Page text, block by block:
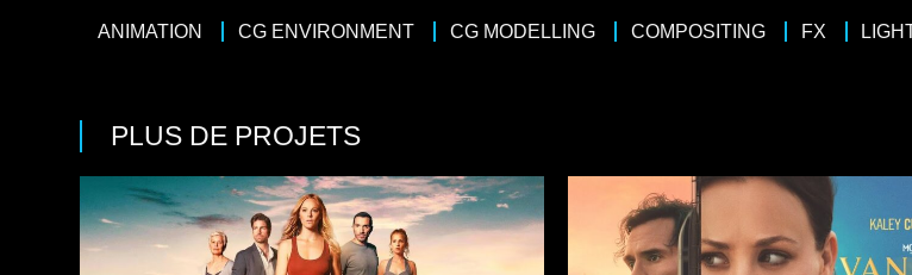
ANIMATION CG ENVIRONMENT CG MODELLING COMPOSITING FX
PLUS DE PROJETS